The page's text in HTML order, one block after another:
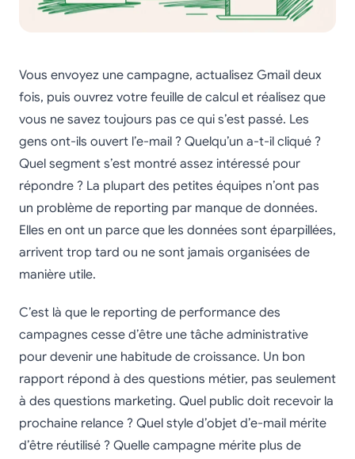
Vous envoyez une campagne, actualisez Gmail deux
fois, puis ouvrez votre feuille de calcul et réalisez que
vous ne savez toujours pas ce qui s’est passé. Les
gens ont-ils ouvert l’e-mail ? Quelqu’un a-t-il cliqué ?
Quel segment s’est montré assez intéressé pour
répondre ? La plupart des petites équipes n’ont pas
un problème de reporting par manque de données.
Elles en ont un parce que les données sont éparpillées,
arrivent trop tard ou ne sont jamais organisées de
manière utile.
C’est là que le reporting de performance des
campagnes cesse d’être une tâche administrative
pour devenir une habitude de croissance. Un bon
rapport répond à des questions métier, pas seulement
à des questions marketing. Quel public doit recevoir la
prochaine relance ? Quel style d’objet d’e-mail mérite
d’être réutilisé ? Quelle campagne mérite plus de